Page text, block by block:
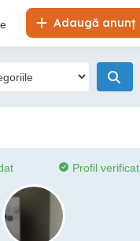
Adaugă anunț
Profil verificat